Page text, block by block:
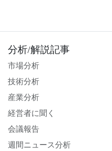
分析/解説記事
市場分析
技術分析
産業分析
経営者に聞く
会議報告
週間ニュース分析